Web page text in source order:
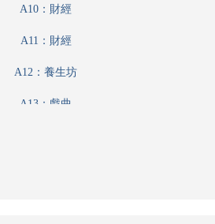
A10：財經
A11：財經
A12：養生坊
A13：戲曲